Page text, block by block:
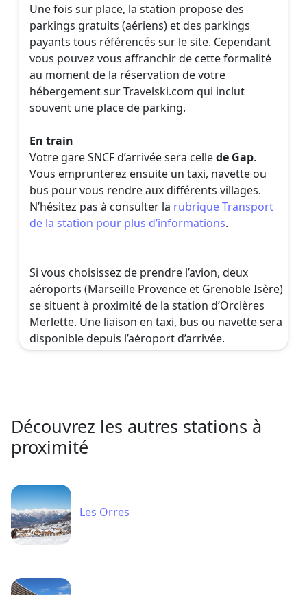
Une fois sur place, la station propose des
parkings gratuits (aériens) et des parkings
payants tous référencés sur le site. Cependant
vous pouvez vous affranchir de cette formalité
au moment de la réservation de votre
hébergement sur Travelski.com qui inclut
souvent une place de parking.
En train
Votre gare SNCF d’arrivée sera cellede Gap.
Vous emprunterez ensuite un taxi, navette ou
bus pour vous rendre aux différents villages.
N’hésitez pas à consulter la rubrique Transport
de la station pour plus d’informations.
Si vous choisissez de prendre l’avion, deux
aéroports (Marseille Provence et Grenoble Isère)
se situent à proximité de la station d’Orcières
Merlette. Une liaison en taxi, bus ou navette sera
disponible depuis l’aéroport d’arrivée.
Découvrez les autres stations à
proximité
Les Orres